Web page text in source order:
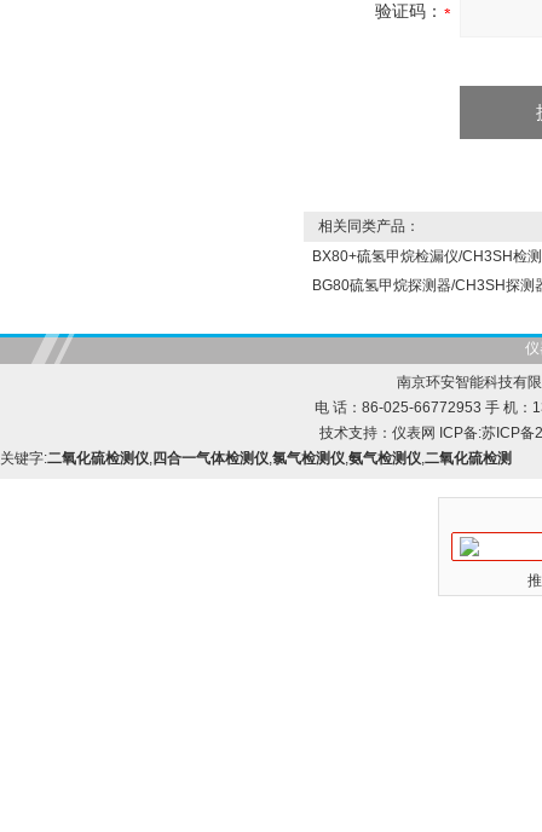
验证码：
相关同类产品：
BX80+硫氢甲烷检漏仪/CH3SH检
BG80硫氢甲烷探测器/CH3SH探测
南京环安智能科技有
电 话：86-025-66772953 手 机：
技术支持： 仪表网 ICP备:苏ICP备
关键字:二氧化硫检测仪,四合一气体检测仪,氯气检测仪,氨气检测仪,二氧化硫检测